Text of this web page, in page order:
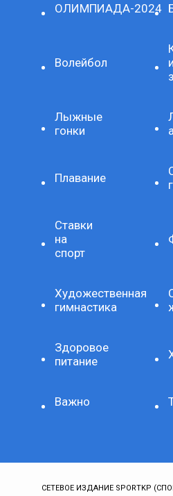
ОЛИМПИАДА-2024
Волейбол
и
Лыжные
гонки
Плавание
Ставки
на
спорт
Художественная
гимнастика
Здоровое
питание
Важно
СЕТЕВОЕ ИЗДАНИЕ SPORTKP